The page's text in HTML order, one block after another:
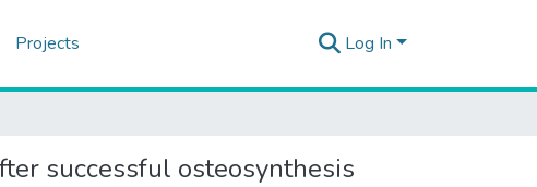
Projects Log In
successful osteosynthesis